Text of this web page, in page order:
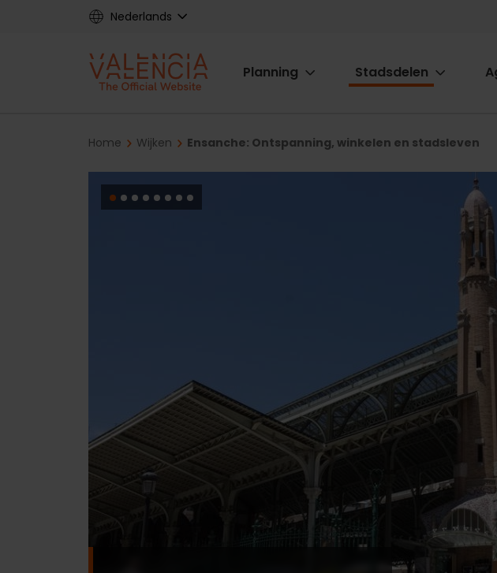
Nederlands
Main
Planning Stadsdelen
Breadcrumb
Home Wijken Ensanche: Ontspanning, winkelen en stadsleven